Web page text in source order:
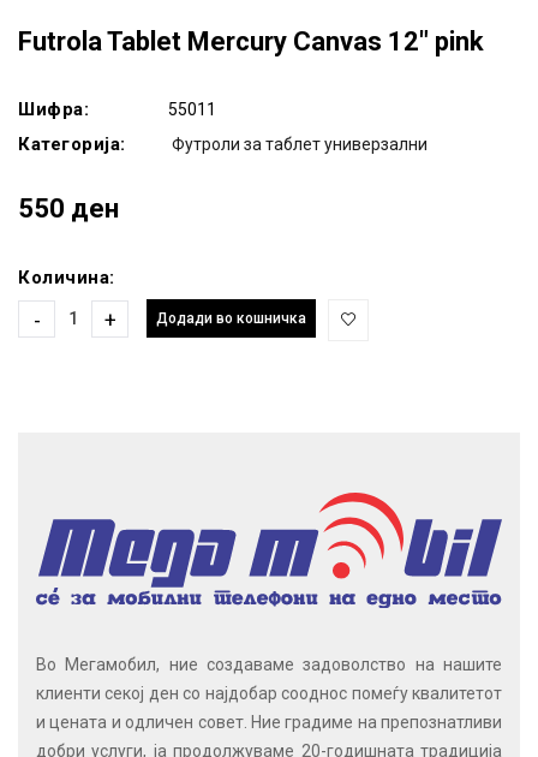
Futrola Tablet Mercury Canvas 12" pink
Шифра: 55011
Категорија: Футроли за таблет универзални
550 ден
Количина:
- + Додади во кошничка
Во Мегамобил, ние создаваме задоволство на нашите
клиенти секој ден со најдобар сооднос помеѓу квалитетот
и цената и одличен совет. Ние градиме на препознатливи
добри услуги, ја продолжуваме 20-годишната традиција